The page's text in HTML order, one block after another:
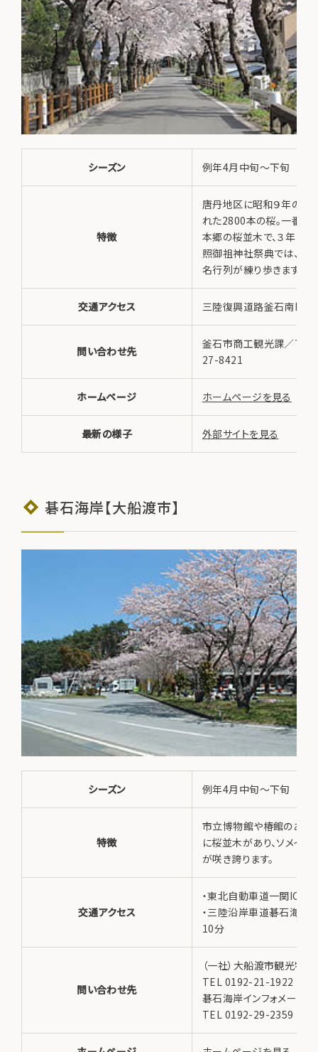
シーズン 例年4月中旬～下旬
特徴
唐丹地区に昭和９年の春
れた2800本の桜。一番の
本郷の桜並木で、３年に
照御祖神社祭典では、桜
名行列が練り歩きます。
交通アクセス 三陸復興道路釜石南ICか
問い合わせ先
釜石市商工観光課／
27-8421
ホームページ ホームページを見る
最新の様子 外部サイトを見る
碁石海岸【大船渡市】
シーズン 例年4月中旬～下旬
特徴
市立博物館や椿館のあた
に桜並木があり、ソメイヨ
が咲き誇ります。
交通アクセス
・東北自動車道一関ICか
・三陸沿岸車道碁石海岸
10分
問い合わせ先
（一社）大船渡市観光物
TEL 0192-21-1922
碁石海岸インフォメーショ
TEL 0192-29-2359